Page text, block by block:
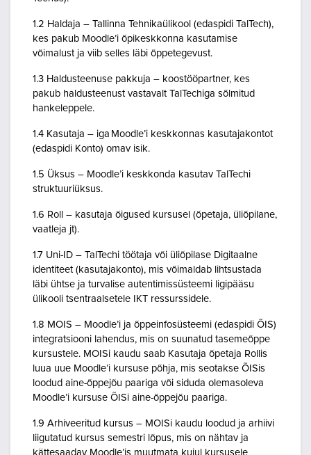
1.2 Haldaja – Tallinna Tehnikaülikool (edaspidi TalTech),
kes pakub Moodle’i õpikeskkonna kasutamise
võimalust ja viib selles läbi õppetegevust.
1.3 Haldusteenuse pakkuja – koostööpartner, kes
pakub haldusteenust vastavalt TalTechiga sõlmitud
hankeleppele.
1.4 Kasutaja – iga Moodle’i keskkonnas kasutajakontot
(edaspidi Konto) omav isik.
1.5 Üksus – Moodle’i keskkonda kasutav TalTechi
struktuuriüksus.
1.6 Roll – kasutaja õigused kursusel (õpetaja, üliõpilane,
vaatleja jt).
1.7 Uni-ID – TalTechi töötaja või üliõpilase Digitaalne
identiteet (kasutajakonto), mis võimaldab lihtsustada
läbi ühtse ja turvalise autentimissüsteemi ligipääsu
ülikooli tsentraalsetele IKT ressurssidele.
1.8 MOIS – Moodle’i ja õppeinfosüsteemi (edaspidi ÕIS)
integratsiooni lahendus, mis on suunatud tasemeõppe
kursustele. MOISi kaudu saab Kasutaja õpetaja Rollis
luua uue Moodle’i kursuse põhja, mis seotakse ÕISis
loodud aine-õppejõu paariga või siduda olemasoleva
Moodle’i kursuse ÕISi aine-õppejõu paariga.
1.9 Arhiveeritud kursus – MOISi kaudu loodud ja arhiivi
liigutatud kursus semestri lõpus, mis on nähtav ja
kättesaadav Moodle’is muutmata kujul kursusele